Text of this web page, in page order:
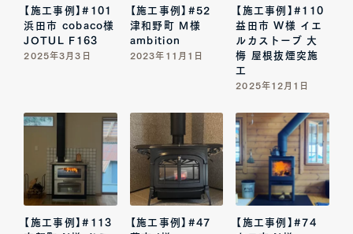
【施工事例】#101
浜田市 cobaco様
JOTUL F163
2025年3月3日
【施工事例】#52
津和野町 M様
ambition
2023年11月1日
【施工事例】#110
益田市 W様 イエ
ルカストーブ 大
梅 屋根抜煙突施
工
2025年12月1日
【施工事例】#113
【施工事例】#47
【施工事例】#74